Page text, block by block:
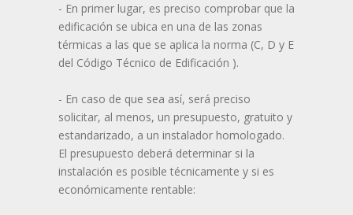
- En primer lugar, es preciso comprobar que la
edificación se ubica en una de las zonas
térmicas a las que se aplica la norma (C, D y E
del Código Técnico de Edificación ).
- En caso de que sea así, será preciso
solicitar, al menos, un presupuesto, gratuito y
estandarizado, a un instalador homologado.
El presupuesto deberá determinar si la
instalación es posible técnicamente y si es
económicamente rentable: